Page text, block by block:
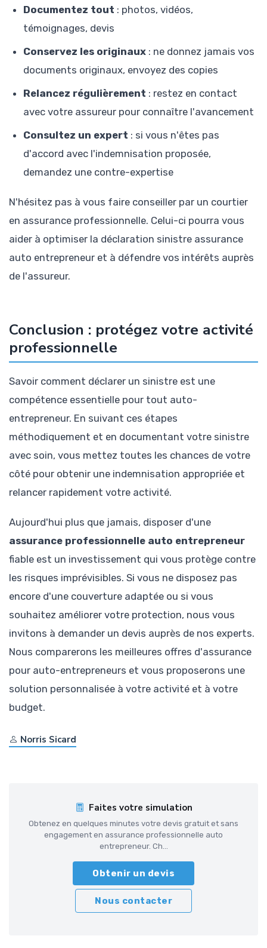
Documentez tout : photos, vidéos,
témoignages, devis
Conservez les originaux : ne donnez jamais vos
documents originaux, envoyez des copies
Relancez régulièrement : restez en contact
avec votre assureur pour connaître l'avancement
Consultez un expert : si vous n'êtes pas
d'accord avec l'indemnisation proposée,
demandez une contre-expertise
N'hésitez pas à vous faire conseiller par un courtier
en assurance professionnelle. Celui-ci pourra vous
aider à optimiser la déclaration sinistre assurance
auto entrepreneur et à défendre vos intérêts auprès
de l'assureur.
Conclusion : protégez votre activité
professionnelle
Savoir comment déclarer un sinistre est une
compétence essentielle pour tout auto-
entrepreneur. En suivant ces étapes
méthodiquement et en documentant votre sinistre
avec soin, vous mettez toutes les chances de votre
côté pour obtenir une indemnisation appropriée et
relancer rapidement votre activité.
Aujourd'hui plus que jamais, disposer d'une
assurance professionnelle auto entrepreneur
fiable est un investissement qui vous protège contre
les risques imprévisibles. Si vous ne disposez pas
encore d'une couverture adaptée ou si vous
souhaitez améliorer votre protection, nous vous
invitons à demander un devis auprès de nos experts.
Nous comparerons les meilleures offres d'assurance
pour auto-entrepreneurs et vous proposerons une
solution personnalisée à votre activité et à votre
budget.
Norris Sicard
Faites votre simulation
Obtenez en quelques minutes votre devis gratuit et sans
engagement en assurance professionnelle auto
entrepreneur. Ch...
Obtenir un devis
Nous contacter